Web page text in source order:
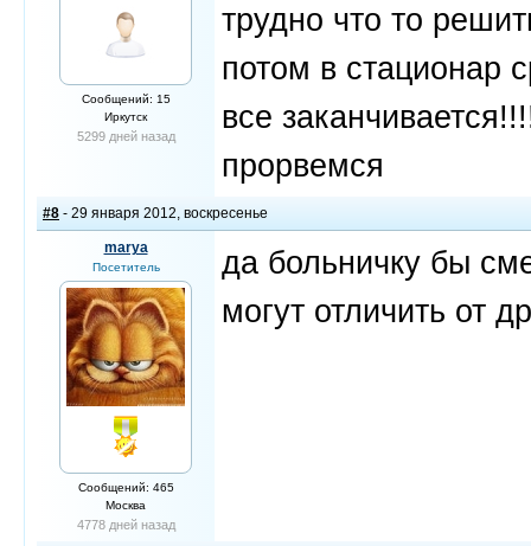
Сообщений: 15
Иркутск
5299 дней назад
трудно что то
потом в стационар
все
прорвемся
#8 - 29 января 2012, воскресенье
marya
Посетитель
Сообщений: 465
Москва
4778 дней назад
да больничку бы
могут отличить от